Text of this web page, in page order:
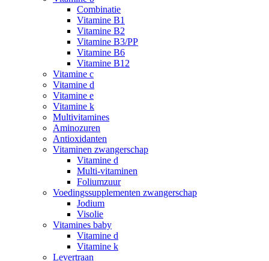
Combinatie
Vitamine B1
Vitamine B2
Vitamine B3/PP
Vitamine B6
Vitamine B12
Vitamine c
Vitamine d
Vitamine e
Vitamine k
Multivitamines
Aminozuren
Antioxidanten
Vitaminen zwangerschap
Vitamine d
Multi-vitaminen
Foliumzuur
Voedingssupplementen zwangerschap
Jodium
Visolie
Vitamines baby
Vitamine d
Vitamine k
Levertraan